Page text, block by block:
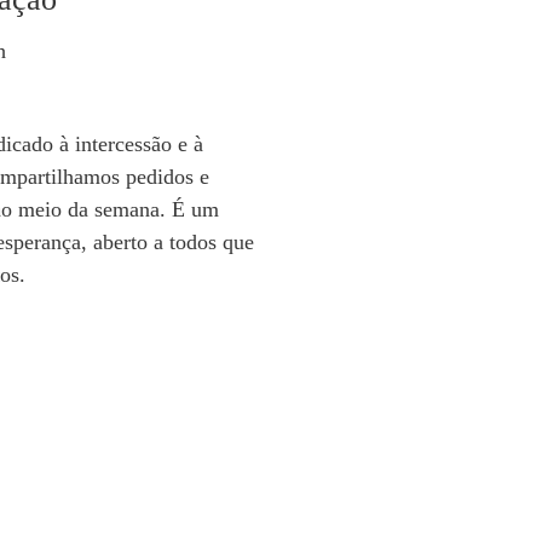
à intercessão e à
pedidos e
meio da semana. É um
aberto a todos que